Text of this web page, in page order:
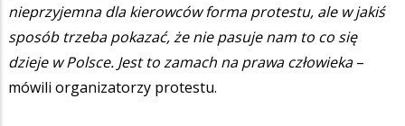
nieprzyjemna dla kierowców forma protestu, ale w jakiś
sposób trzeba pokazać, że nie pasuje nam to co się
dzieje w Polsce. Jest to zamach na prawa człowieka–
mówili organizatorzy protestu.